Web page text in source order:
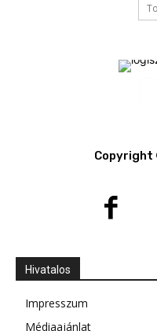
Copyright
Hivatalos
Impresszum
Médiaajánlat